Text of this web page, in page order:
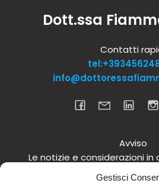
Gestisci
Dott.ssa
Contatti
Avviso
Le notizie e considerazioni
carattere informativo
alcun modo dare consigli